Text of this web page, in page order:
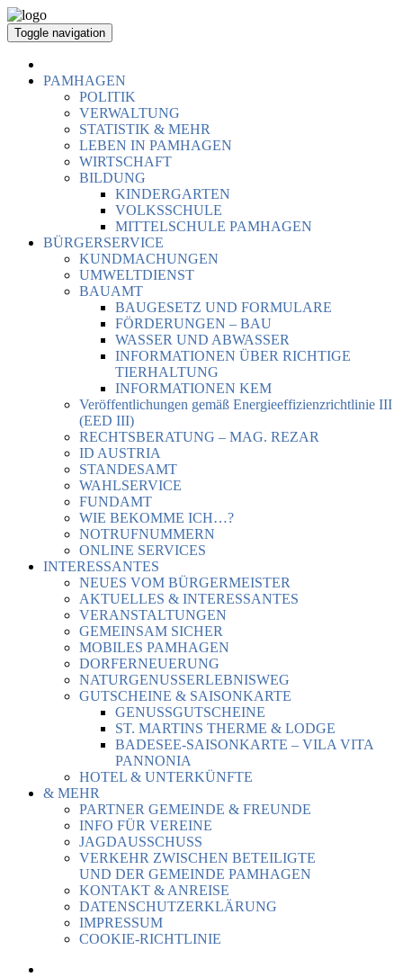
Toggle navigation
PAMHAGEN
POLITIK
VERWALTUNG
STATISTIK & MEHR
LEBEN IN PAMHAGEN
WIRTSCHAFT
BILDUNG
KINDERGARTEN
VOLKSSCHULE
MITTELSCHULE PAMHAGEN
BÜRGERSERVICE
KUNDMACHUNGEN
UMWELTDIENST
BAUAMT
BAUGESETZ UND FORMULARE
FÖRDERUNGEN – BAU
WASSER UND ABWASSER
INFORMATIONEN ÜBER RICHTIGE
TIERHALTUNG
INFORMATIONEN KEM
Veröffentlichungen gemäß Energieeffizienzrichtlinie III
(EED III)
RECHTSBERATUNG – MAG. REZAR
ID AUSTRIA
STANDESAMT
WAHLSERVICE
FUNDAMT
WIE BEKOMME ICH…?
NOTRUFNUMMERN
ONLINE SERVICES
INTERESSANTES
NEUES VOM BÜRGERMEISTER
AKTUELLES & INTERESSANTES
VERANSTALTUNGEN
GEMEINSAM SICHER
MOBILES PAMHAGEN
DORFERNEUERUNG
NATURGENUSSERLEBNISWEG
GUTSCHEINE & SAISONKARTE
GENUSSGUTSCHEINE
ST. MARTINS THERME & LODGE
BADESEE-SAISONKARTE – VILA VITA
PANNONIA
HOTEL & UNTERKÜNFTE
& MEHR
PARTNER GEMEINDE & FREUNDE
INFO FÜR VEREINE
JAGDAUSSCHUSS
VERKEHR ZWISCHEN BETEILIGTE
UND DER GEMEINDE PAMHAGEN
KONTAKT & ANREISE
DATENSCHUTZERKLÄRUNG
IMPRESSUM
COOKIE-RICHTLINIE